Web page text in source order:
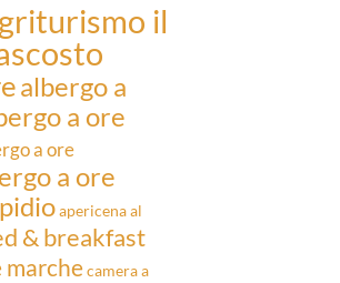
il
albergo a
a ore
a ore
a ore
apericena al
& breakfast
marchecamera a